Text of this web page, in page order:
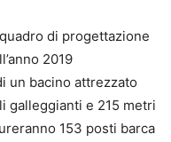
di progettazione
2019
un bacino attrezzato
galleggianti e 215 metri
153 posti barca